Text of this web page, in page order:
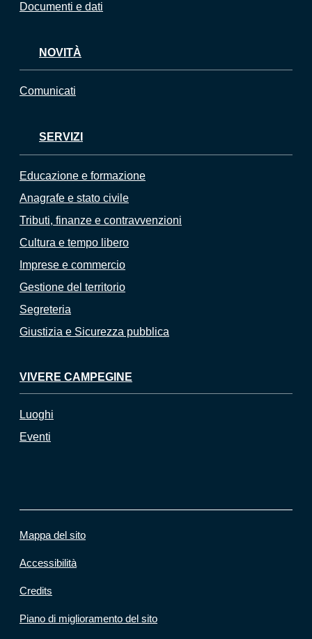
Documenti e dati
NOVITÀ
Comunicati
SERVIZI
Educazione e formazione
Anagrafe e stato civile
Tributi, finanze e contravvenzioni
Cultura e tempo libero
Imprese e commercio
Gestione del territorio
Segreteria
Giustizia e Sicurezza pubblica
VIVERE CAMPEGINE
Luoghi
Eventi
Mappa del sito
Accessibilità
Credits
Piano di miglioramento del sito